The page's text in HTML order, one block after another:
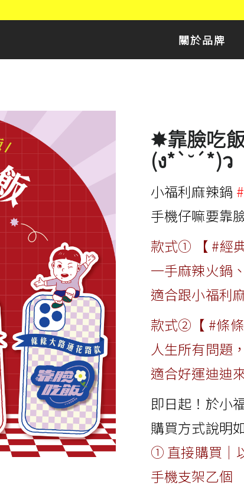
關於品牌
✸靠臉吃
(ง*`˘´*)ว
小福利麻辣鍋
手機仔嘛要靠
款式① 【 #經
一手麻辣火鍋
適合跟小福利
款式②【 #條條
人生所有問題
適合好運迪迪
即日起！於小
購買方式說明
① 直接購買｜
手機支架乙個